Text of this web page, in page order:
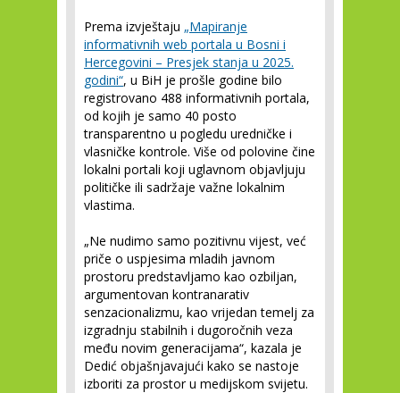
Prema izvještaju „Mapiranje
informativnih web portala u Bosni i
Hercegovini – Presjek stanja u 2025.
godini“, u BiH je prošle godine bilo
registrovano 488 informativnih portala,
od kojih je samo 40 posto
transparentno u pogledu uredničke i
vlasničke kontrole. Više od polovine čine
lokalni portali koji uglavnom objavljuju
političke ili sadržaje važne lokalnim
vlastima.
„Ne nudimo samo pozitivnu vijest, već
priče o uspjesima mladih javnom
prostoru predstavljamo kao ozbiljan,
argumentovan kontranarativ
senzacionalizmu, kao vrijedan temelj za
izgradnju stabilnih i dugoročnih veza
među novim generacijama“, kazala je
Dedić objašnjavajući kako se nastoje
izboriti za prostor u medijskom svijetu.